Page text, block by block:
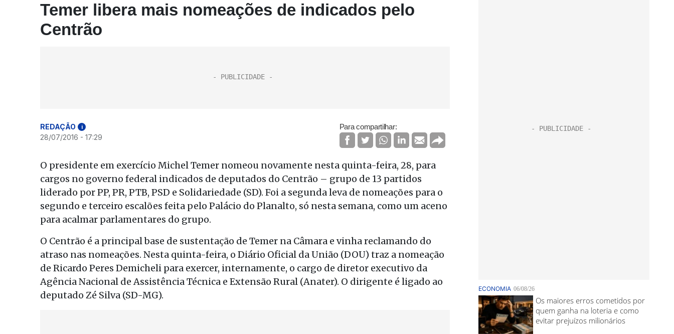
Temer libera mais nomeações de indicados pelo
Centrão
REDAÇÃO i
28/07/2016 - 17:29
Para compartilhar:
O presidente em exercício Michel Temer nomeou novamente nesta quinta-feira, 28, para
cargos no governo federal indicados de deputados do Centrão – grupo de 13 partidos
liderado por PP, PR, PTB, PSD e Solidariedade (SD). Foi a segunda leva de nomeações para o
segundo e terceiro escalões feita pelo Palácio do Planalto, só nesta semana, como um aceno
para acalmar parlamentares do grupo.
O Centrão é a principal base de sustentação de Temer na Câmara e vinha reclamando do
atraso nas nomeações. Nesta quinta-feira, o Diário Oficial da União (DOU) traz a nomeação
de Ricardo Peres Demicheli para exercer, internamente, o cargo de diretor executivo da
Agência Nacional de Assistência Técnica e Extensão Rural (Anater). O dirigente é ligado ao
deputado Zé Silva (SD-MG).